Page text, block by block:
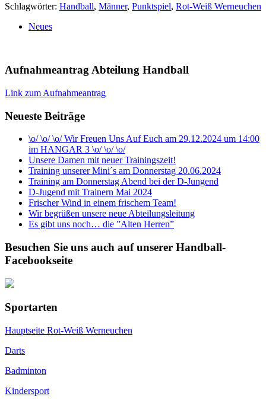
Schlagwörter: Handball, Männer, Punktspiel, Rot-Weiß Werneuchen
Neues
Aufnahmeantrag Abteilung Handball
Link zum Aufnahmeantrag
Neueste Beiträge
\o/ \o/ \o/ Wir Freuen Uns Auf Euch am 29.12.2024 um 14:00
im HANGAR 3 \o/ \o/ \o/
Unsere Damen mit neuer Trainingszeit!
Training unserer Mini´s am Donnerstag 20.06.2024
Training am Donnerstag Abend bei der D-Jungend
D-Jugend mit Trainern Mai 2024
Frischer Wind in einem frischem Team!
Wir begrüßen unsere neue Abteilungsleitung
Es gibt uns noch… die ”Alten Herren”
Besuchen Sie uns auch auf unserer Handball-
Facebookseite
Sportarten
Hauptseite Rot-Weiß Werneuchen
Darts
Badminton
Kindersport